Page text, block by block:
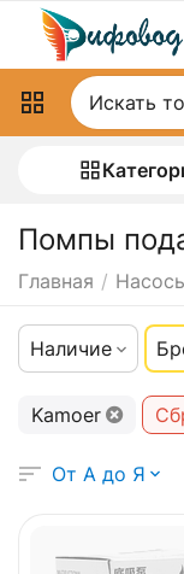
Помпы
Главная /
Наличие
Kamoer
От А до Я